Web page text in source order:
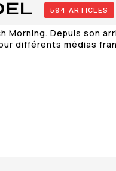
594 ARTICLES
Depuis son
différents médias